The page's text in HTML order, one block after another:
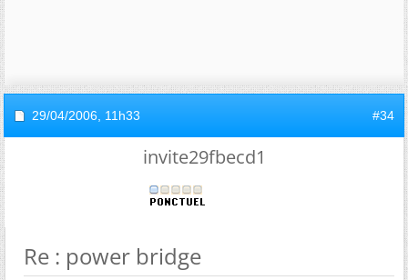
29/04/2006, 11h33 #34
invite29fbecd1
Re : power bridge